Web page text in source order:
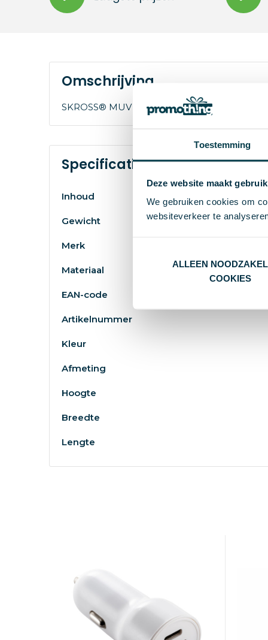
Toestemming
Deze website maakt
We gebruiken cookies om
websiteverkeer te
ALLEEN
COOKIES
Omschrijving
SKROSS® MUV USB A/C. Wereldreis
Specificaties
Inhoud
Gewicht
Merk
Materiaal
EAN-code
Artikelnummer
Kleur
Afmeting
Hoogte
Breedte
Lengte